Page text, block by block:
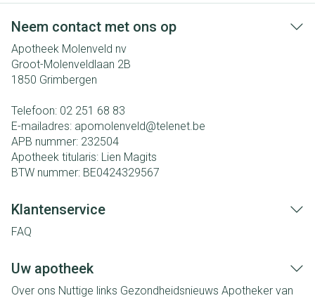
Neem contact met ons op
Apotheek Molenveld nv
Groot-Molenveldlaan 2B
1850 Grimbergen
Telefoon: 02 251 68 83
E-mailadres: apomolenveld@telenet.be
APB nummer: 232504
Apotheek titularis: Lien Magits
BTW nummer: BE0424329567
Klantenservice
FAQ
Uw apotheek
Over ons Nuttige links Gezondheidsnieuws Apotheker van